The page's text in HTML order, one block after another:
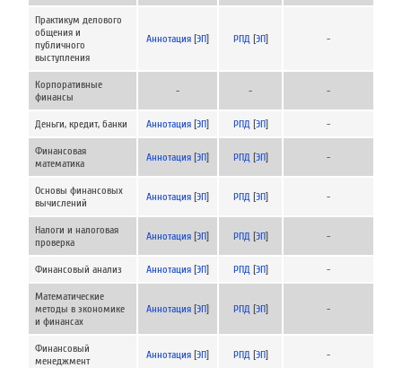
Практикум делового
общения и
публичного
выступления
Аннотация [ЭП] РПД [ЭП] -
Корпоративные
финансы
- - -
Деньги, кредит, банки Аннотация [ЭП] РПД [ЭП] -
Финансовая
математика
Аннотация [ЭП] РПД [ЭП] -
Основы финансовых
вычислений
Аннотация [ЭП] РПД [ЭП] -
Налоги и налоговая
проверка
Аннотация [ЭП] РПД [ЭП] -
Финансовый анализ Аннотация [ЭП] РПД [ЭП] -
Математические
методы в экономике
и финансах
Аннотация [ЭП] РПД [ЭП] -
Финансовый
менеджмент
Аннотация [ЭП] РПД [ЭП] -